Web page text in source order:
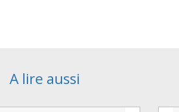
A lire aussi